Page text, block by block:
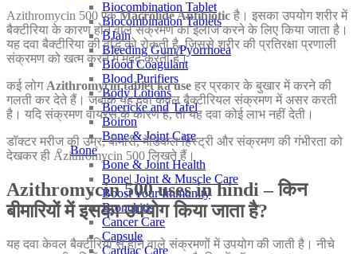
Biocombination Tablet
Biocombination Tablets
BJain
Bleeding Gum/Pyorrhoea
Blood Coagulant
Blood Purifiers
Body Lotions
Boericke and Tafel
Boiron
Bone & Joint Care
Bone
Bone & Joint Health
Bone| Joint & Muscle Care
Boost Your Immunity
Bronchitis
Cancer Care
Capsule
Cardiac Care
Azithromycin 500 एकMacrolide Antibiotic है। इसका उपयोग शरीर में
बैक्टीरिया के कारण होने वाले संक्रमण का इलाज करने के लिए किया जाता है।
यह दवा बैक्टीरिया की वृद्धि को रोकती है, जिससे शरीर की प्रतिरक्षा प्रणाली
संक्रमण को खत्म करने में मदद करती है।
कई लोग Azithromycin tablet ka use हर प्रकार के बुखार में करने की
गलती कर देते हैं। जबकि यह दवा केवल बैक्टीरियल संक्रमण में असर करती
है। यदि संक्रमण वायरस के कारण है, तो यह दवा कोई लाभ नहीं देती।
डॉक्टर मरीज की उम्र, बीमारी, मेडिकल हिस्ट्री और संक्रमण की गंभीरता को
देखकर ही Azithromycin 500 लिखते हैं।
Azithromycin 500 uses in hindi – किन
बीमारियों में इसका उपयोग किया जाता है?
यह दवा केवल बैक्टीरिया से होने वाले संक्रमणों में उपयोग की जाती है। नीचे